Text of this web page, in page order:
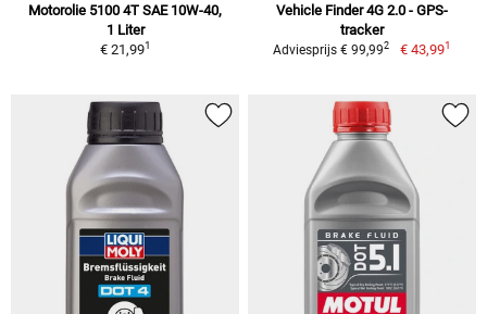
Motorolie 5100 4T SAE 10W-40,
1 Liter
€ 21,991
Vehicle Finder 4G 2.0 - GPS-
tracker
Adviesprijs € 99,992 € 43,991